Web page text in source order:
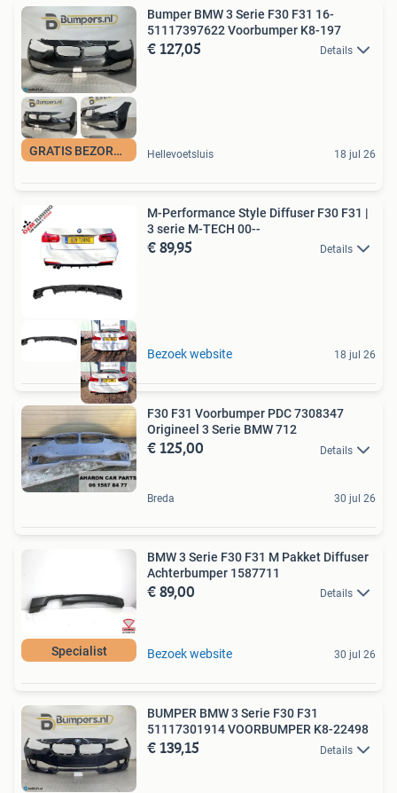
GRATIS BEZORGING
Bumper BMW 3 Serie F30 F31 16-
51117397622 Voorbumper K8-197
€ 127,05 Details
Hellevoetsluis 18 jul 26
M-Performance Style Diffuser F30 F31 |
3 serie M-TECH 00--
€ 89,95 Details
Bezoek website 18 jul 26
F30 F31 Voorbumper PDC 7308347
Origineel 3 Serie BMW 712
€ 125,00 Details
Breda 30 jul 26
Specialist
BMW 3 Serie F30 F31 M Pakket Diffuser
Achterbumper 1587711
€ 89,00 Details
Bezoek website 30 jul 26
BUMPER BMW 3 Serie F30 F31
51117301914 VOORBUMPER K8-22498
€ 139,15 Details